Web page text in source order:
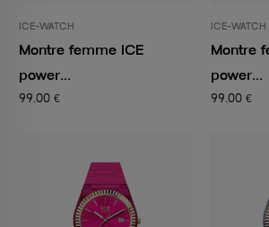
ICE-WATCH
Montre femme ICE
power...
99,00 €
ICE-WATCH
Montre
power...
99,00 €